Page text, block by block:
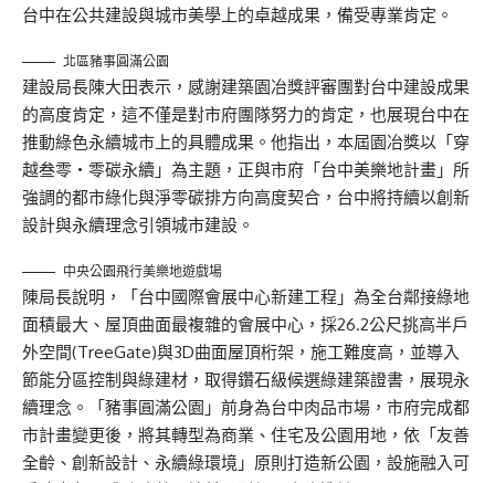
台中在公共建設與城市美學上的卓越成果，備受專業肯定。
北區豬事圓滿公園
建設局長陳大田表示，感謝建築園冶獎評審團對台中建設成果
的高度肯定，這不僅是對市府團隊努力的肯定，也展現台中在
推動綠色永續城市上的具體成果。他指出，本屆園冶獎以「穿
越叁零‧零碳永續」為主題，正與市府「台中美樂地計畫」所
強調的都市綠化與淨零碳排方向高度契合，台中將持續以創新
設計與永續理念引領城市建設。
中央公園飛行美樂地遊戲場
陳局長說明，「台中國際會展中心新建工程」為全台鄰接綠地
面積最大、屋頂曲面最複雜的會展中心，採26.2公尺挑高半戶
外空間(TreeGate)與3D曲面屋頂桁架，施工難度高，並導入
節能分區控制與綠建材，取得鑽石級候選綠建築證書，展現永
續理念。「豬事圓滿公園」前身為台中肉品市場，市府完成都
市計畫變更後，將其轉型為商業、住宅及公園用地，依「友善
全齡、創新設計、永續綠環境」原則打造新公園，設施融入可